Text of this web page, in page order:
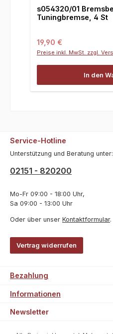
s054320/01
Tuningbremse, 4 St
Regulärer Preis:
19,90 €
Preise inkl. MwSt. zzgl.
In den
Service-Hotline
Unterstützung und Beratung unter:
02151 - 820200
Mo-Fr 09:00 - 18:00 Uhr,
Sa 09:00 - 13:00 Uhr
Oder über unser Kontaktformular.
Vertrag widerrufen
Bezahlung
Informationen
Newsletter